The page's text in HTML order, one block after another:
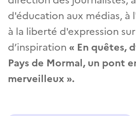
d'éducation aux médias,
à la liberté d'expression
d’inspiration « En quêtes,
Pays de Mormal, un pont
merveilleux ».